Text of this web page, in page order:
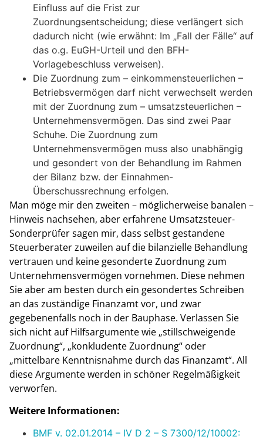
Einfluss auf die Frist zur
Zuordnungsentscheidung; diese verlängert sich
dadurch nicht (wie erwähnt: Im „Fall der Fälle“ auf
das o.g. EuGH-Urteil und den BFH-
Vorlagebeschluss verweisen).
Die Zuordnung zum ­– einkommensteuerlichen –
Betriebsvermögen darf nicht verwechselt werden
mit der Zuordnung zum – umsatzsteuerlichen –
Unternehmensvermögen. Das sind zwei Paar
Schuhe. Die Zuordnung zum
Unternehmensvermögen muss also unabhängig
und gesondert von der Behandlung im Rahmen
der Bilanz bzw. der Einnahmen-
Überschussrechnung erfolgen.
Man möge mir den zweiten – möglicherweise banalen –
Hinweis nachsehen, aber erfahrene Umsatzsteuer-
Sonderprüfer sagen mir, dass selbst gestandene
Steuerberater zuweilen auf die bilanzielle Behandlung
vertrauen und keine gesonderte Zuordnung zum
Unternehmensvermögen vornehmen. Diese nehmen
Sie aber am besten durch ein gesondertes Schreiben
an das zuständige Finanzamt vor, und zwar
gegebenenfalls noch in der Bauphase. Verlassen Sie
sich nicht auf Hilfsargumente wie „stillschweigende
Zuordnung“, „konkludente Zuordnung“ oder
„mittelbare Kenntnisnahme durch das Finanzamt“. All
diese Argumente werden in schöner Regelmäßigkeit
verworfen.
Weitere Informationen:
BMF v. 02.01.2014 – IV D 2 – S 7300/12/10002: